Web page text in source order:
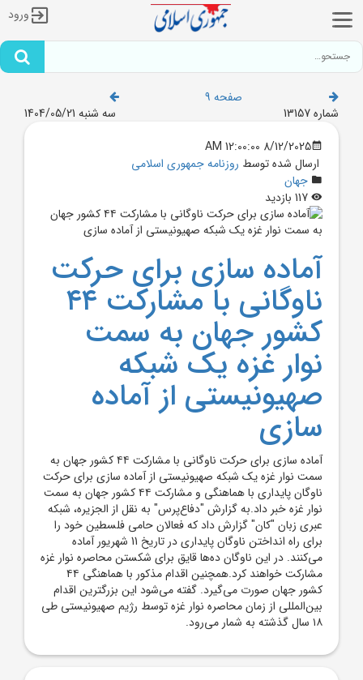
ورود
صفحه 9
شماره 13157
سه شنبه 1404/05/21
8/12/2025 12:00:00 AM
ارسال شده توسط روزنامه جمهوری اسلامی
جهان
آماده سازی برای حرکت
ناوگانی با مشارکت ۴۴
کشور جهان به سمت
نوار غزه یک شبکه
صهیونیستی از آماده
سازی
آماده سازی برای حرکت ناوگانی با مشارکت ۴۴ کشور جهان به
سمت نوار غزه یک شبکه صهیونیستی از آماده سازی برای حرکت
ناوگان پایداری با هماهنگی و مشارکت ۴۴ کشور جهان به سمت
نوار غزه خبر داد.به گزارش "دفاع‌پرس" به نقل از الجزیره، شبکه
عبری زبان "کان" گزارش داد که فعالان حامی فلسطین خود را
برای راه انداختن ناوگان پایداری در تاریخ 11 شهریور آماده
می‌کنند. در این ناوگان ده‌ها قایق برای شکستن محاصره نوار غزه
مشارکت خواهند کرد.همچنین اقدام مذکور با هماهنگی ۴۴
کشور جهان صورت می‌گیرد. گفته می‌شود این بزرگترین اقدام
بین‌المللی از زمان محاصره نوار غزه توسط رژیم صهیونیستی طی
۱۸ سال گذشته به شمار می‌رود.